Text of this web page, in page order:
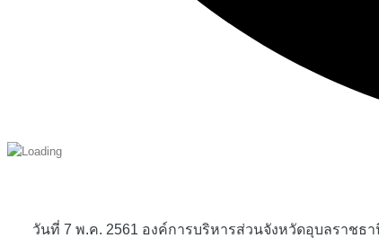
วันที่ 7 พ.ค. 2561 องค์การบริหารส่วนจังหวัดอุบลราชธา